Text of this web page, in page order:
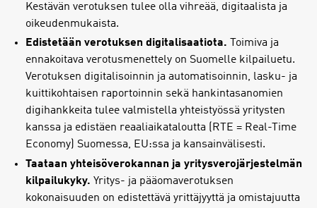
Kestävän verotuksen tulee olla vihreää, digitaalista ja
oikeudenmukaista.
Edistetään verotuksen digitalisaatiota. Toimiva ja
ennakoitava verotusmenettely on Suomelle kilpailuetu.
Verotuksen digitalisoinnin ja automatisoinnin, lasku- ja
kuittikohtaisen raportoinnin sekä hankintasanomien
digihankkeita tulee valmistella yhteistyössä yritysten
kanssa ja edistäen reaaliaikataloutta (RTE = Real-Time
Economy) Suomessa, EU:ssa ja kansainvälisesti.
Taataan yhteisöverokannan ja yritysverojärjestelmän
kilpailukyky. Yritys- ja pääomaverotuksen
kokonaisuuden on edistettävä yrittäjyyttä ja omistajuutta